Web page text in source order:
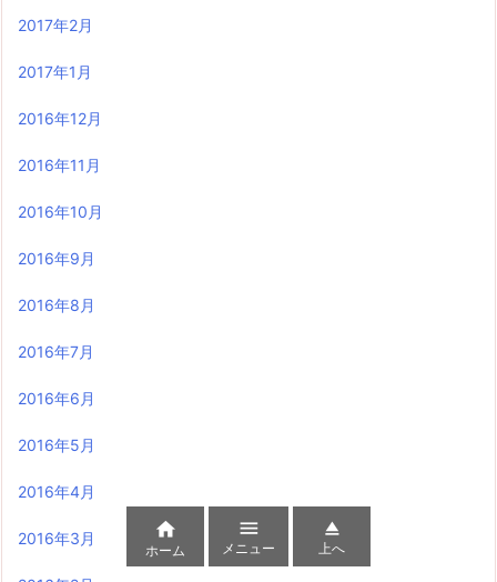
2017年2月
2017年1月
2016年12月
2016年11月
2016年10月
2016年9月
2016年8月
2016年7月
2016年6月
2016年5月
2016年4月
2016年3月 
ホーム

メニュー

上へ